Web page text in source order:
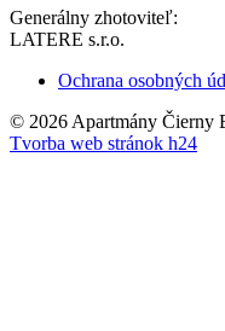
Generálny zhotoviteľ:
LATERE s.r.o.
Ochrana osobných
© 2026 Apartmány Čierny
Tvorba web stránok h24